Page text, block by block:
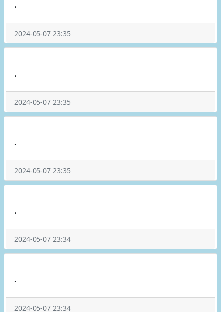
.
2024-05-07 23:35
.
2024-05-07 23:35
.
2024-05-07 23:35
.
2024-05-07 23:34
.
2024-05-07 23:34